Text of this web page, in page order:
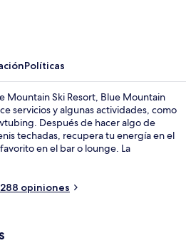
Políticas
Mountain Ski Resort, Blue Mountain
servicios y algunas actividades, como
Después de hacer algo de
techadas, recupera tu energía en el
en el bar o lounge. La
como pases de ski, resguardo de
opiniones